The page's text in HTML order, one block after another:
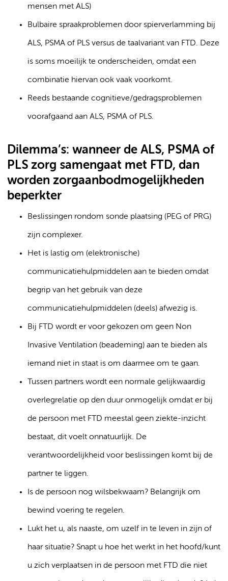
mensen met ALS)
Bulbaire spraakproblemen door spierverlamming bij
ALS, PSMA of PLS versus de taalvariant van FTD. Deze
is soms moeilijk te onderscheiden, omdat een
combinatie hiervan ook vaak voorkomt.
Reeds bestaande cognitieve/gedragsproblemen
voorafgaand aan ALS, PSMA of PLS.
Dilemma’s: wanneer de ALS, PSMA of
PLS zorg samengaat met FTD, dan
worden zorgaanbodmogelijkheden
beperkter
Beslissingen rondom sonde plaatsing (PEG of PRG)
zijn complexer.
Het is lastig om (elektronische)
communicatiehulpmiddelen aan te bieden omdat
begrip van het gebruik van deze
communicatiehulpmiddelen (deels) afwezig is.
Bij FTD wordt er voor gekozen om geen Non
Invasive Ventilation (beademing) aan te bieden als
iemand niet in staat is om daarmee om te gaan.
Tussen partners wordt een normale gelijkwaardig
overlegrelatie op den duur onmogelijk omdat er bij
de persoon met FTD meestal geen ziekte-inzicht
bestaat, dit voelt onnatuurlijk. De
verantwoordelijkheid voor beslissingen komt bij de
partner te liggen.
Is de persoon nog wilsbekwaam? Belangrijk om
bewind voering te regelen.
Lukt het u, als naaste, om uzelf in te leven in zijn of
haar situatie? Snapt u hoe het werkt in het hoofd/kunt
u zich verplaatsen in de persoon met FTD die niet